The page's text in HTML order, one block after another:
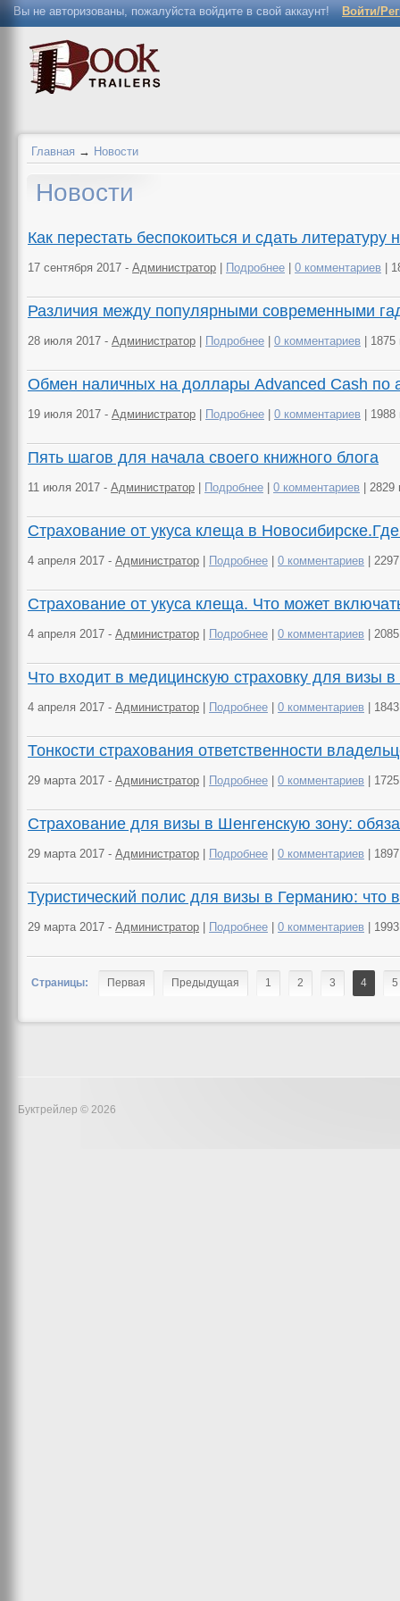
Вы не авторизованы, пожалуйста войдите в свой аккаунт! Войти/
Главная → Новости
Новости
Как перестать беспокоиться и сдать литературу
17 сентября 2017 - Администратор Подробнее 0 комментариев |
Различия между популярными современными
28 июля 2017 - Администратор Подробнее 0 комментариев |
Обмен наличных на доллары Advanced Cash по
19 июля 2017 - Администратор Подробнее 0 комментариев |
Пять шагов для начала своего книжного блога
11 июля 2017 - Администратор Подробнее 0 комментариев | 2829
Страхование от укуса клеща в
4 апреля 2017 - Администратор Подробнее 0 комментариев |
Страхование от укуса клеща. Что может
4 апреля 2017 - Администратор Подробнее 0 комментариев |
Что входит в медицинскую страховку для визы
4 апреля 2017 - Администратор Подробнее 0 комментариев |
Тонкости страхования ответственности
29 марта 2017 - Администратор Подробнее 0 комментариев |
Страхование для визы в Шенгенскую зону:
29 марта 2017 - Администратор Подробнее 0 комментариев |
Туристический полис для визы в Германию: что
29 марта 2017 - Администратор Подробнее 0 комментариев |
Страницы: Первая Предыдущая 1 2 3 4 5
Буктрейлер © 2026